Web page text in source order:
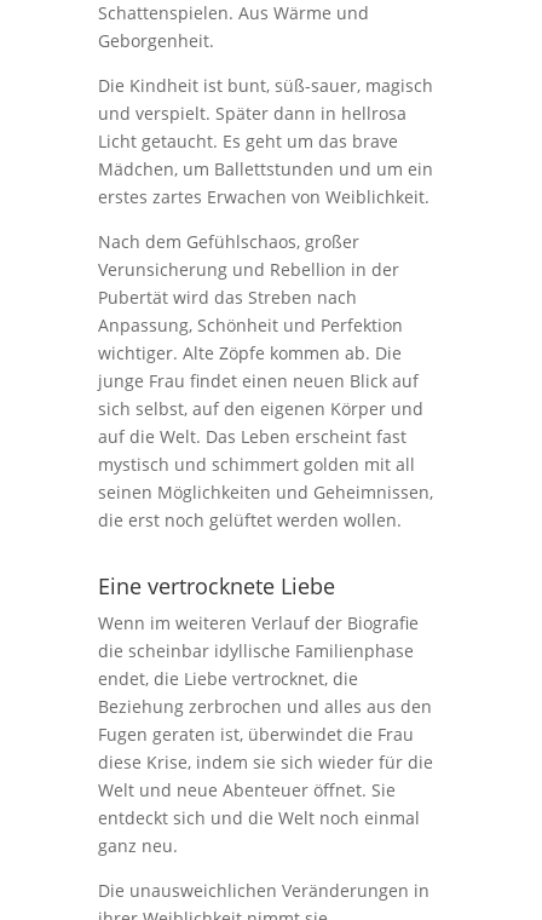
Schattenspielen. Aus Wärme und
Geborgenheit.
Die Kindheit ist bunt, süß-sauer, magisch
und verspielt. Später dann in hellrosa
Licht getaucht. Es geht um das brave
Mädchen, um Ballettstunden und um ein
erstes zartes Erwachen von Weiblichkeit.
Nach dem Gefühlschaos, großer
Verunsicherung und Rebellion in der
Pubertät wird das Streben nach
Anpassung, Schönheit und Perfektion
wichtiger. Alte Zöpfe kommen ab. Die
junge Frau findet einen neuen Blick auf
sich selbst, auf den eigenen Körper und
auf die Welt. Das Leben erscheint fast
mystisch und schimmert golden mit all
seinen Möglichkeiten und Geheimnissen,
die erst noch gelüftet werden wollen.
Eine vertrocknete Liebe
Wenn im weiteren Verlauf der Biografie
die scheinbar idyllische Familienphase
endet, die Liebe vertrocknet, die
Beziehung zerbrochen und alles aus den
Fugen geraten ist, überwindet die Frau
diese Krise, indem sie sich wieder für die
Welt und neue Abenteuer öffnet. Sie
entdeckt sich und die Welt noch einmal
ganz neu.
Die unausweichlichen Veränderungen in